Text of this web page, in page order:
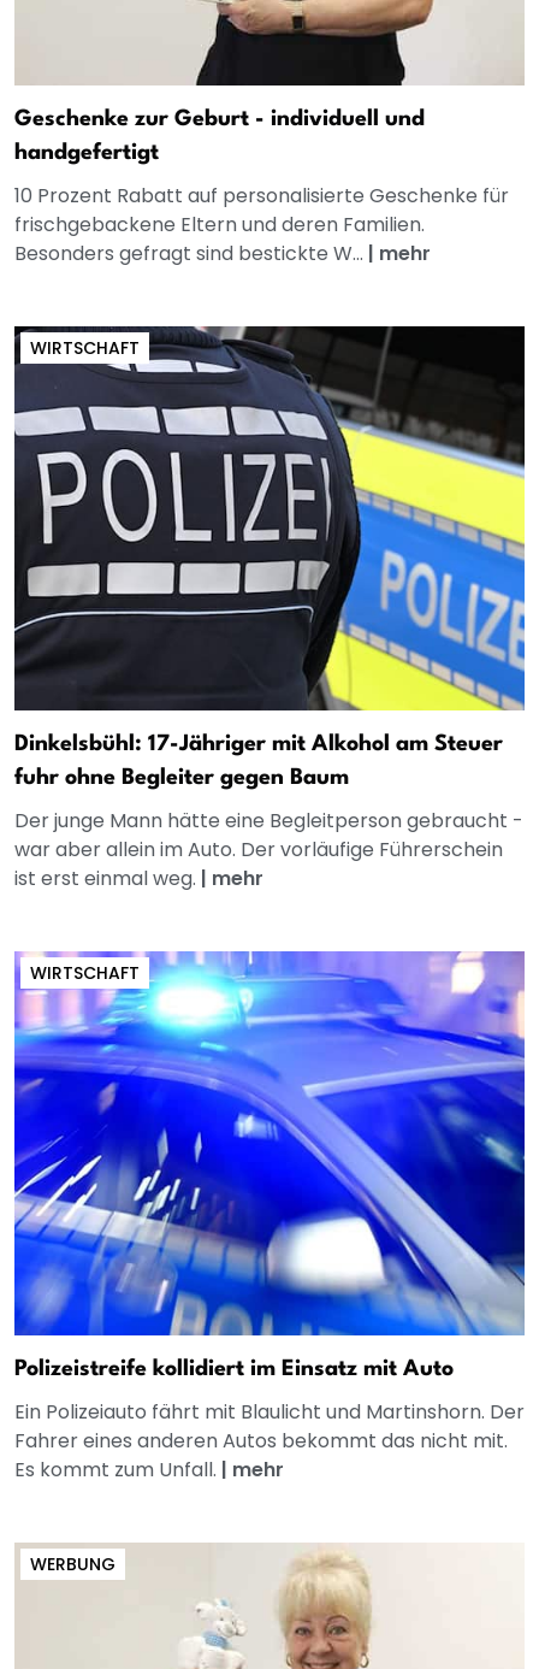
Geschenke zur Geburt - individuell und
handgefertigt
10 Prozent Rabatt auf personalisierte Geschenke für
frischgebackene Eltern und deren Familien.
Besonders gefragt sind bestickte W... | mehr
WIRTSCHAFT
Dinkelsbühl: 17-Jähriger mit Alkohol am Steuer
fuhr ohne Begleiter gegen Baum
Der junge Mann hätte eine Begleitperson gebraucht -
war aber allein im Auto. Der vorläufige Führerschein
ist erst einmal weg. | mehr
WIRTSCHAFT
Polizeistreife kollidiert im Einsatz mit Auto
Ein Polizeiauto fährt mit Blaulicht und Martinshorn. Der
Fahrer eines anderen Autos bekommt das nicht mit.
Es kommt zum Unfall. | mehr
WERBUNG